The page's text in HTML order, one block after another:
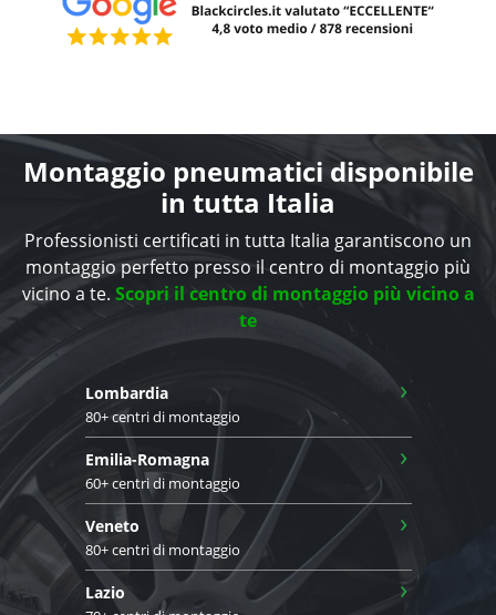
Montaggio pneumatici disponibile
in tutta Italia
Professionisti certificati in tutta Italia garantiscono un
montaggio perfetto presso il centro di montaggio più
vicino a te. Scopri il centro di montaggio più vicino a
te
Lombardia
80+ centri di montaggio
›
Emilia-Romagna
60+ centri di montaggio
›
Veneto
80+ centri di montaggio
›
Lazio ›